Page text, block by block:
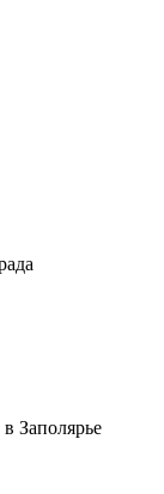
Заполярье